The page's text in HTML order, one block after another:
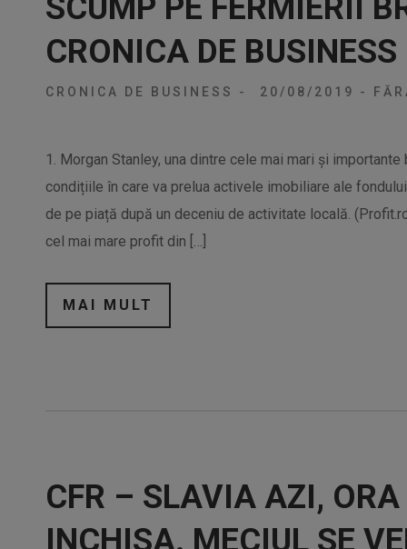
SCUMP PE FERMIERII
CRONICA DE BUSINESS
CRONICA DE BUSINESS - 20/08/2019 -
1. Morgan Stanley, una dintre cele mai mari și
condițiile în care va prelua activele imobiliare ale
de pe piață după un deceniu de activitate locală.
cel mai mare profit din […]
MAI MULT
CFR – SLAVIA AZI,
INCHISA. MECIUL SE